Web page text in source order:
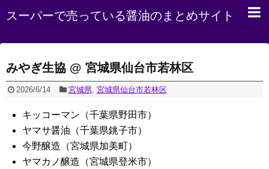
スーパーで売っている醤油のまとめサイト
みやぎ生協 @ 宮城県仙台市若林区
2026/6/14 宮城県, 宮城県仙台市若林区
キッコーマン（千葉県野田市）
ヤマサ醤油（千葉県銚子市）
今野醸造（宮城県加美町）
ヤマカノ醸造（宮城県登米市）